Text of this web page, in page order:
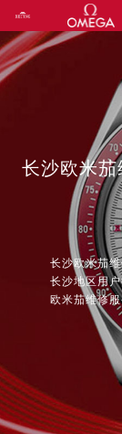
长沙欧米
长沙欧米茄
长沙地区用
欧米茄维修